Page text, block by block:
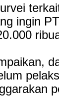
ingin